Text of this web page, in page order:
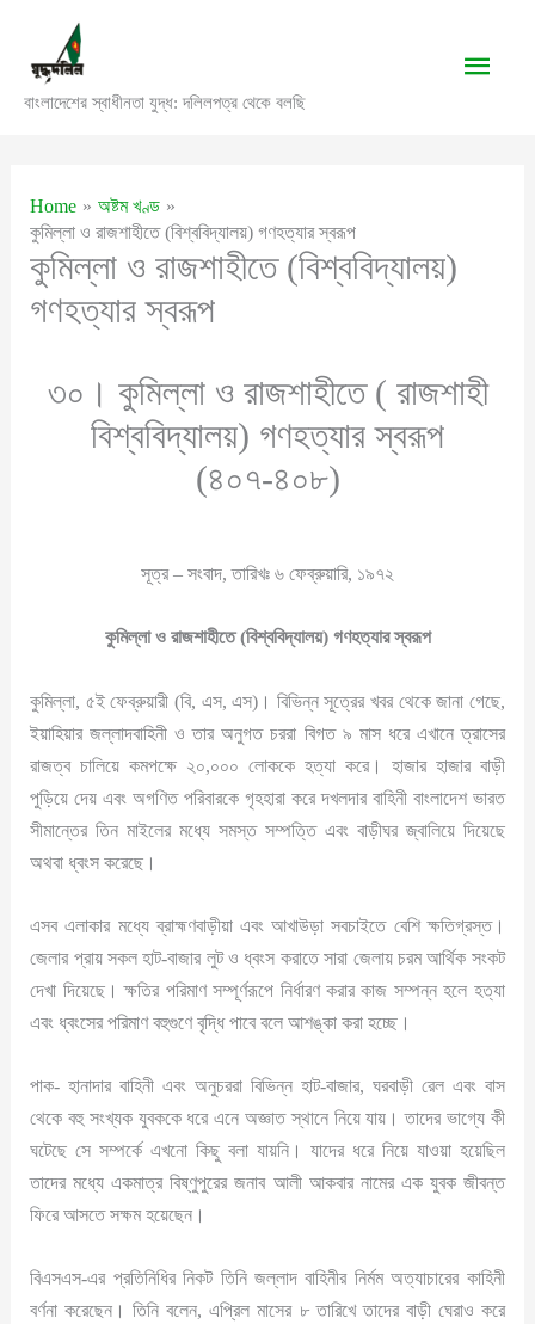
content
বাংলাদেশের স্বাধীনতা যুদ্ধ: দলিলপত্র থেকে বলছি
Main
Home
অষ্টম খণ্ড
কুমিল্লা ও রাজশাহীতে (বিশ্ববিদ্যালয়) গণহত্যার স্বরূপ
কুমিল্লা ও রাজশাহীতে (বিশ্ববিদ্যালয়)
গণহত্যার স্বরূপ
৩০। কুমিল্লা ও রাজশাহীতে ( রাজশাহী
বিশ্ববিদ্যালয়) গণহত্যার স্বরূপ
(৪০৭-৪০৮)
সূত্র – সংবাদ, তারিখঃ ৬ ফেব্রুয়ারি, ১৯৭২
কুমিল্লা ও রাজশাহীতে (বিশ্ববিদ্যালয়) গণহত্যার স্বরূপ
কুমিল্লা, ৫ই ফেব্রুয়ারী (বি, এস, এস)। বিভিন্ন সূত্রের খবর থেকে জানা গেছে,
ইয়াহিয়ার জল্লাদবাহিনী ও তার অনুগত চররা বিগত ৯ মাস ধরে এখানে ত্রাসের
রাজত্ব চালিয়ে কমপক্ষে ২০,০০০ লোককে হত্যা করে। হাজার হাজার বাড়ী
পুড়িয়ে দেয় এবং অগণিত পরিবারকে গৃহহারা করে দখলদার বাহিনী বাংলাদেশ ভারত
সীমান্তের তিন মাইলের মধ্যে সমস্ত সম্পত্তি এবং বাড়ীঘর জ্বালিয়ে দিয়েছে
অথবা ধ্বংস করেছে।
এসব এলাকার মধ্যে ব্রাহ্মণবাড়ীয়া এবং আখাউড়া সবচাইতে বেশি ক্ষতিগ্রস্ত।
জেলার প্রায় সকল হাট-বাজার লুট ও ধ্বংস করাতে সারা জেলায় চরম আর্থিক সংকট
দেখা দিয়েছে। ক্ষতির পরিমাণ সম্পূর্ণরূপে নির্ধারণ করার কাজ সম্পন্ন হলে হত্যা
এবং ধ্বংসের পরিমাণ বহুগুণে বৃদ্ধি পাবে বলে আশঙ্কা করা হচ্ছে।
পাক- হানাদার বাহিনী এবং অনুচররা বিভিন্ন হাট-বাজার, ঘরবাড়ী রেল এবং বাস
থেকে বহু সংখ্যক যুবককে ধরে এনে অজ্ঞাত স্থানে নিয়ে যায়। তাদের ভাগ্যে কী
ঘটেছে সে সম্পর্কে এখনো কিছু বলা যায়নি। যাদের ধরে নিয়ে যাওয়া হয়েছিল
তাদের মধ্যে একমাত্র বিষ্ণুপুরের জনাব আলী আকবার নামের এক যুবক জীবন্ত
ফিরে আসতে সক্ষম হয়েছেন।
বিএসএস-এর প্রতিনিধির নিকট তিনি জল্লাদ বাহিনীর নির্মম অত্যাচারের কাহিনী
বর্ণনা করেছেন। তিনি বলেন, এপ্রিল মাসের ৮ তারিখে তাদের বাড়ী ঘেরাও করে